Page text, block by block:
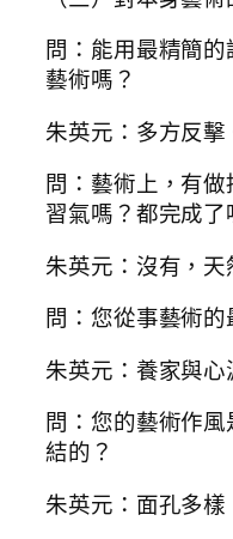
問：能用最精簡
藝術嗎？
朱英元：多方反擊
問：藝術上，有
習氣嗎？都完成了
朱英元：沒有，天
問：您從事藝術的
朱英元：養家與心
問：您的藝術作
結的？
朱英元：面孔多樣